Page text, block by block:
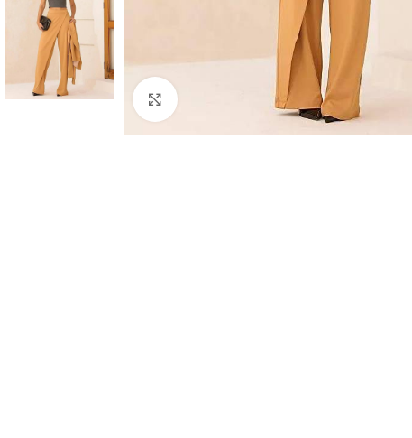
Clique para ampliar